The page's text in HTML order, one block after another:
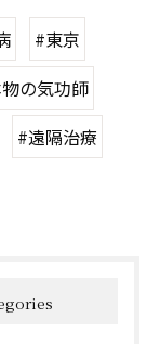
#東京
の気功師
#遠隔治療